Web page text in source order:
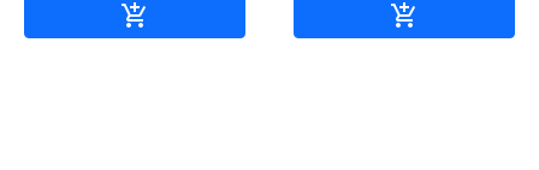
 